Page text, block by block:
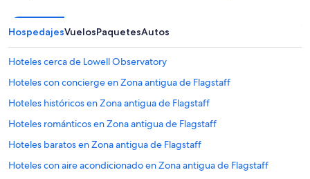
HospedajesVuelosPaquetesAutos
Hoteles cerca de Lowell Observatory
Hoteles con concierge en Zona antigua de Flagstaff
Hoteles históricos en Zona antigua de Flagstaff
Hoteles románticos en Zona antigua de Flagstaff
Hoteles baratos en Zona antigua de Flagstaff
Hoteles con aire acondicionado en Zona antigua de Flagstaff